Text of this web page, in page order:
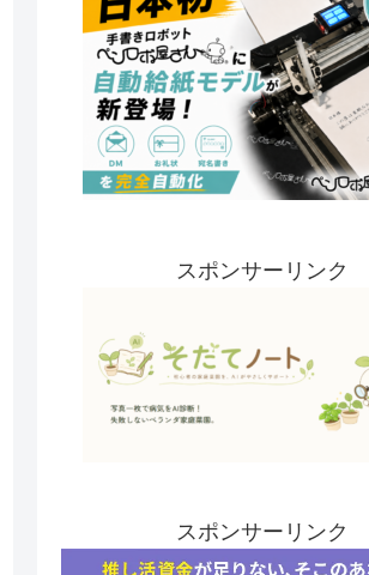
スポンサーリンク
スポンサーリンク